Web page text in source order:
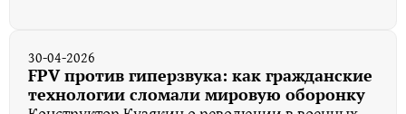
30-04-2026
FPV против гиперзвука: как гражданские
технологии сломали мировую оборонку